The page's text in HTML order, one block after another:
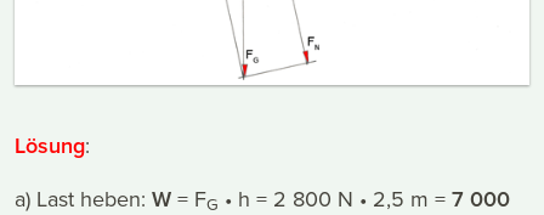
Lösung:
a) Last heben: W = FG • h = 2 800 N • 2,5 m = 7 000